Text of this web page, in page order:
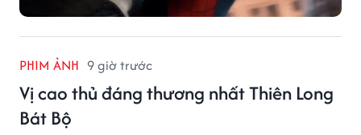
PHIM ẢNH 9 giờ trước
Vị cao thủ đáng thương nhất Thiên Long
Bát Bộ